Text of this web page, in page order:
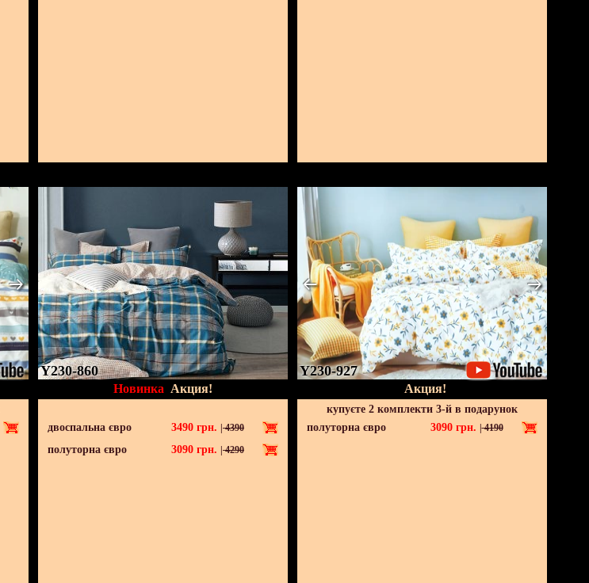
Y230-860
Новинка Акция!
двоспальна євро 3490 грн. 4390
полуторна євро 3090 грн. 4290
Y230-927
Акция!
купуєте 2 комплекти 3-й в подарунок
полуторна євро
3090 грн. |4190